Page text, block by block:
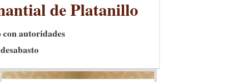
de Platanillo
con autoridades